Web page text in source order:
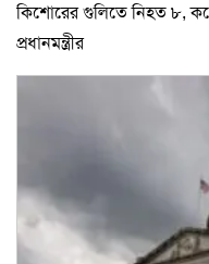
কিশোরের গুলিতে নিহত ৮,
প্রধানমন্ত্রীর